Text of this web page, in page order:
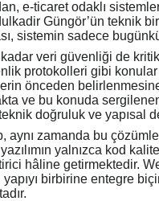
e-ticaret odaklı
Güngör’ün
sistemin sadece
veri güvenliği de
protokolleri gibi
önceden
ve bu konuda
teknik doğruluk ve
zamanda bu
yalnızca kod
hâline getirmektedir.
birbirine entegre